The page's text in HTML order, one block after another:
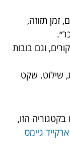
זמן תזוזה,
וגם בובות
שילוט. שקט
הזו,
גיימס